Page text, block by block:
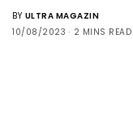
BY ULTRA MAGAZIN
10/08/2023
2 MINS READ